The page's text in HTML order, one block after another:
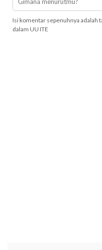
Isi komentar sepenuhnya adalah
dalam UU ITE